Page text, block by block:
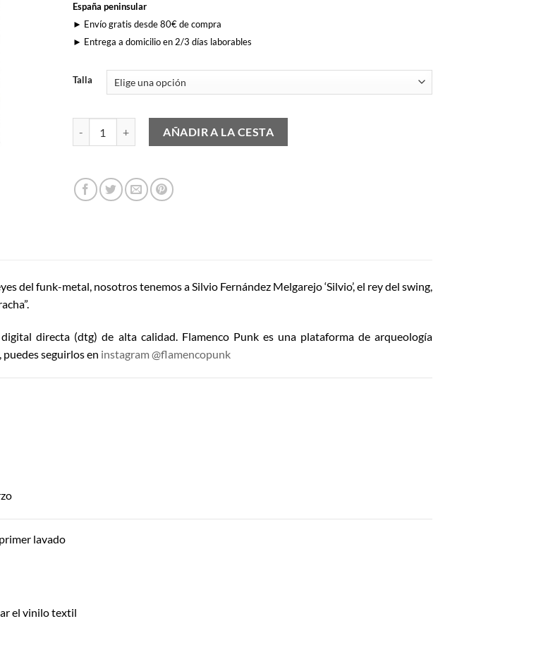
España peninsular
► Envío gratis desde 80€ de compra
► Entrega a domicilio en 2/3 días laborables
Talla
Avanti Con La Guaracha cantidadAÑADIR A LA CESTA
del funk-metal, nosotros tenemos a Silvio Fernández Melgarejo ‘Silvio’, el rey del swing,
directa (dtg) de alta calidad. Flamenco Punk es una plataforma de arqueología
seguirlos en instagram @flamencopunk
lavado
el vinilo textil